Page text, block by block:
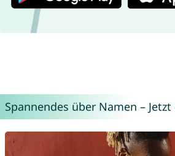
Spannendes über Namen –